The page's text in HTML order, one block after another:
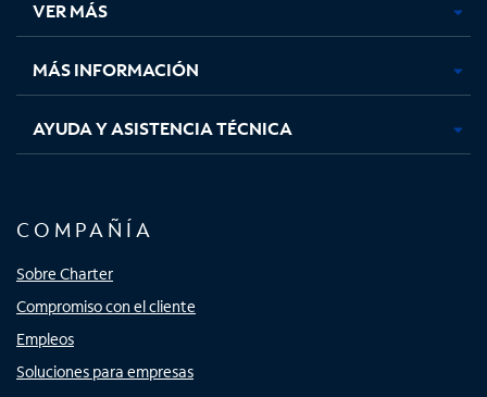
pestaña
nueva
pestaña
nueva
pestaña
nuevanueva
VER MÁS
MÁS INFORMACIÓN
AYUDA Y ASISTENCIA TÉCNICA
COMPAÑÍA
Sobre Charter
Compromiso con el cliente
Empleos
Soluciones para empresas